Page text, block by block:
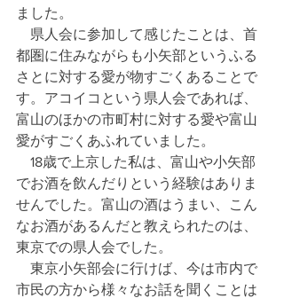
ました。
県人会に参加して感じたことは、首
都圏に住みながらも小矢部というふる
さとに対する愛が物すごくあることで
す。アコイコという県人会であれば、
富山のほかの市町村に対する愛や富山
愛がすごくあふれていました。
18歳で上京した私は、富山や小矢部
でお酒を飲んだりという経験はありま
せんでした。富山の酒はうまい、こん
なお酒があるんだと教えられたのは、
東京での県人会でした。
東京小矢部会に行けば、今は市内で
市民の方から様々なお話を聞くことは